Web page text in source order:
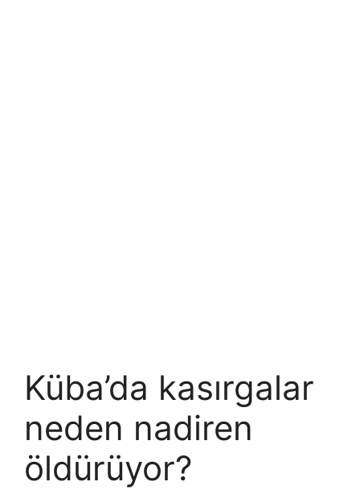
Küba’da kasırgalar
neden nadiren
öldürüyor?